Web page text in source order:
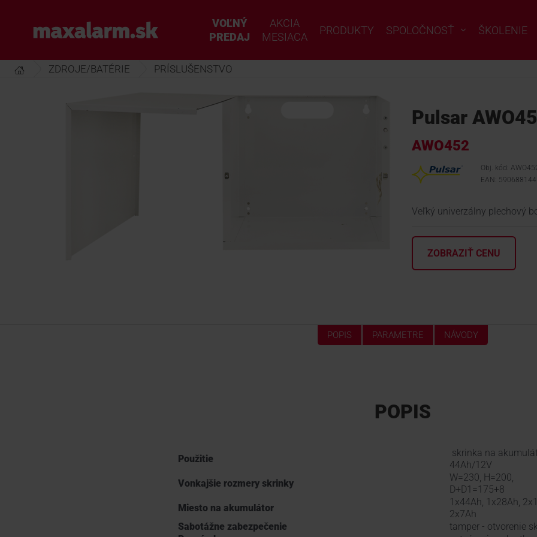
hlavnému
www.maxalarm.sk
VOĽNÝ
PREDAJ
AKCIA
MESIACA
PRODUKTY SPOLOČNOSŤ ŠKOLENIE
ZDROJE/BATÉRIE PRÍSLUŠENSTVO
Pulsar
AWO452
Obj. kód:
EAN:
Veľký univerzálny plechový
ZOBRAZIŤ CENU
POPIS PARAMETRE NÁVODY
POPIS
Použitie
skrinka na
44Ah/12V
Vonkajšie rozmery skrinky
W=230, H=200,
D+D1=175+8
Miesto na akumulátor
1x44Ah, 1x28Ah,
2x7Ah
Sabotážne zabezpečenie
tamper - otvorenie